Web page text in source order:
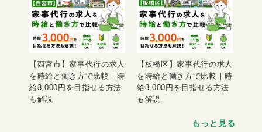
【西宮市】家事代行の求人
を時給と働き方で比較｜時
給3,000円を目指せる方法
も解説
【板橋区】家事代行の求人
を時給と働き方で比較｜時
給3,000円を目指せる方法
も解説
もっと見る